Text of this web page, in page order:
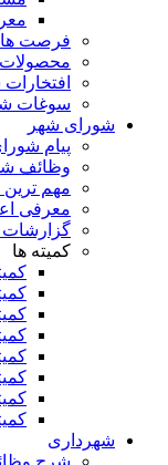
فرصت
محصولات
سوغات
شورای شهر
پیام
وظائف
مهم
معرفی
گزارشات
کمیته ها
شهرداری